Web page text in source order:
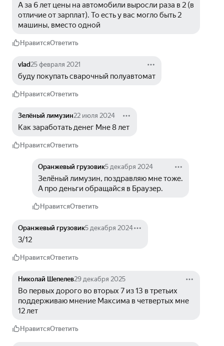
А за 6 лет цены на автомобили выросли раза в 2 (в
отличие от зарплат). То есть у вас могло быть 2
машины, вместо одной
НравитсяОтветить
vlad25 февраля 2021
буду покупать сварочный полуавтомат
НравитсяОтветить
Зелёный лимузин22 июля 2024
Как заработать денег Мне 8 лет
НравитсяОтветить
Оранжевый грузовик5 декабря 2024
Зелёный лимузин, поздравляю мне тоже.
А про деньги обращайся в Браузер.
НравитсяОтветить
Оранжевый грузовик5 декабря 2024
3/12
НравитсяОтветить
Николай Шепелев29 декабря 2025
Во первых дорого во вторых 7 из 13 в третьих
поддерживаю мнение Максима в четвертых мне
12 лет
НравитсяОтветить